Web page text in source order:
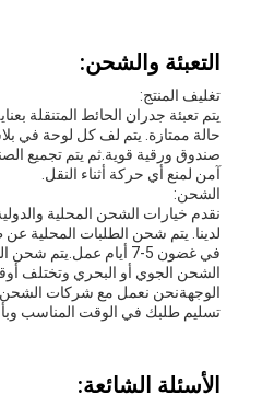
التعبئة والشحن:
تغليف المنتج:
يتم تعبئة جدران الحائط المتنقلة
حالة ممتازة. يتم لف كل لوحة في
صندوق ورقية قوية.ثم يتم تجميع
آمن لمنع أي حركة أثناء النقل.
الشحن:
نقدم خيارات الشحن المحلية
لدينا. يتم شحن الطلبات المحلية
في غضون 5-7 أيام
الشحن الجوي أو البحري وتختلف
الوجهةنحن نعمل مع شركات الشحن
تسليم طلبك في الوقت المناسب
الأسئلة الشائعة: